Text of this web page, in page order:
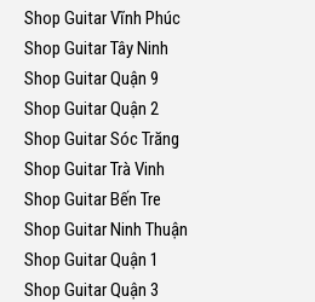
Shop Guitar Vĩnh Phúc
Shop Guitar Tây Ninh
Shop Guitar Quận 9
Shop Guitar Quận 2
Shop Guitar Sóc Trăng
Shop Guitar Trà Vinh
Shop Guitar Bến Tre
Shop Guitar Ninh Thuận
Shop Guitar Quận 1
Shop Guitar Quận 3